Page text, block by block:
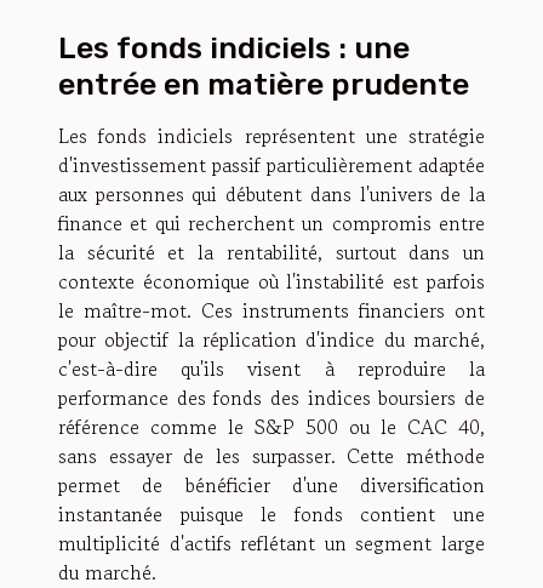
Les fonds indiciels : une
entrée en matière prudente
Les fonds indiciels représentent une stratégie
d'investissement passif particulièrement adaptée
aux personnes qui débutent dans l'univers de la
finance et qui recherchent un compromis entre
la sécurité et la rentabilité, surtout dans un
contexte économique où l'instabilité est parfois
le maître-mot. Ces instruments financiers ont
pour objectif la réplication d'indice du marché,
c'est-à-dire qu'ils visent à reproduire la
performance des fonds des indices boursiers de
référence comme le S&P 500 ou le CAC 40,
sans essayer de les surpasser. Cette méthode
permet de bénéficier d'une diversification
instantanée puisque le fonds contient une
multiplicité d'actifs reflétant un segment large
du marché.